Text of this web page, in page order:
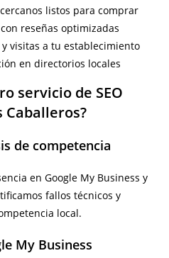
listos para comprar
reseñas optimizadas
visitas a tu establecimiento
en directorios locales
servicio de SEO
Caballeros?
de competencia
en Google My Business y
fallos técnicos y
local.
My Business